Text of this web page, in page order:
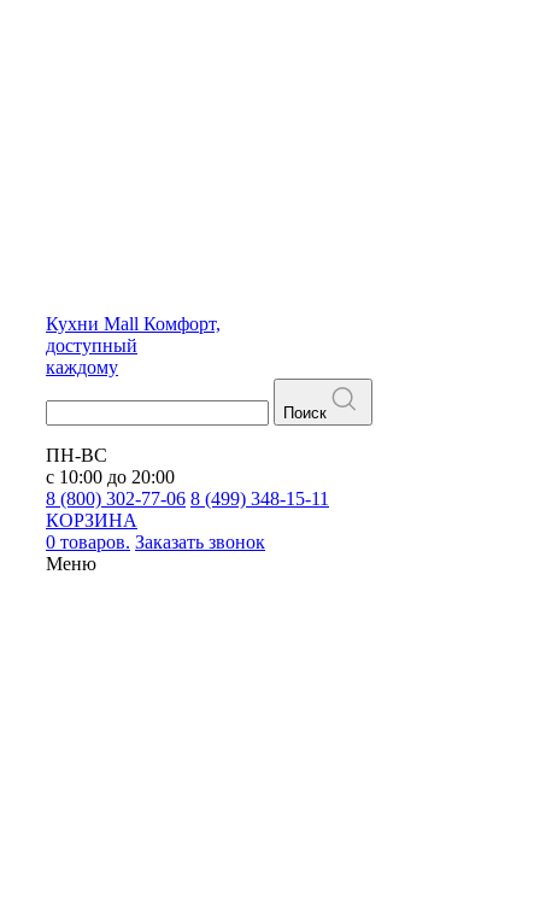
Кухни Mall Комфорт,
доступный
каждому
Поиск
ПН-ВС
с 10:00 до 20:00
8 (800) 302-77-06 8 (499) 348-15-11
КОРЗИНА
0 товаров. Заказать звонок
Меню